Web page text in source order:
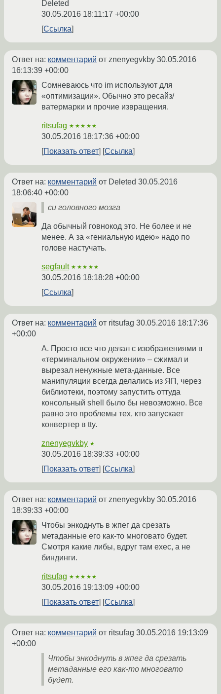
Deleted
30.05.2016 18:11:17 +00:00
Ссылка
Ответ на: комментарий от znenyegvkby 30.05.2016
16:13:39 +00:00
Сомневаюсь что im используют для
«оптимизации». Обычно это ресайз/
ватермарки и прочие извращения.
ritsufag ★★★★★
30.05.2016 18:17:36 +00:00
Показать ответ
Ссылка
Ответ на: комментарий от Deleted 30.05.2016
18:06:40 +00:00
си головного мозга
Да обычный говнокод это. Не более и не
менее. А за «гениальную идею» надо по
голове настучать.
segfault ★★★★★
30.05.2016 18:18:28 +00:00
Ссылка
Ответ на: комментарий от ritsufag 30.05.2016 18:17:36
+00:00
А. Просто все что делал с изображениями в
«терминальном окружении» – сжимал и
вырезал ненужные мета-данные. Все
манипуляции всегда делались из ЯП, через
библиотеки, поэтому запустить оттуда
консольный shell было бы невозможно. Все
равно это проблемы тех, кто запускает
конвертер в tty.
znenyegvkby ★
30.05.2016 18:39:33 +00:00
Показать ответ
Ссылка
Ответ на: комментарий от znenyegvkby 30.05.2016
18:39:33 +00:00
Чтобы энкоднуть в жпег да срезать
метаданные его как-то многовато будет.
Смотря какие либы, вдруг там exec, а не
биндинги.
ritsufag ★★★★★
30.05.2016 19:13:09 +00:00
Показать ответ
Ссылка
Ответ на: комментарий от ritsufag 30.05.2016 19:13:09
+00:00
Чтобы энкоднуть в жпег да срезать
метаданные его как-то многовато
будет.